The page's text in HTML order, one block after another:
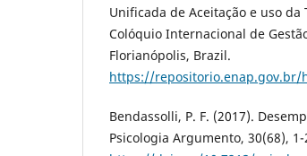
Unificada de Aceitação e uso
Colóquio Internacional de
Florianópolis, Brazil.
https://
Bendassolli, P. F. (2017).
Psicologia Argumento, 30(68), 1-